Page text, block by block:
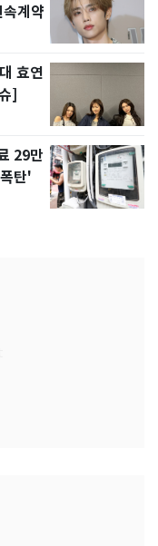
계약
효연
]
29만
탄'